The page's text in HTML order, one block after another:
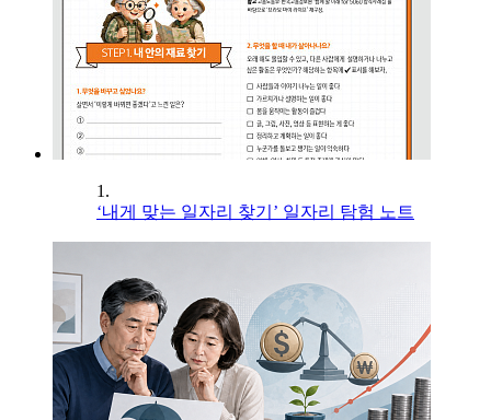
1.
‘내게 맞는 일자리 찾기’ 일자리 탐험 노트